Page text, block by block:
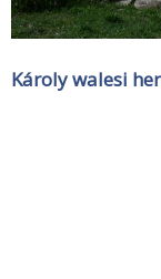
Károly walesi